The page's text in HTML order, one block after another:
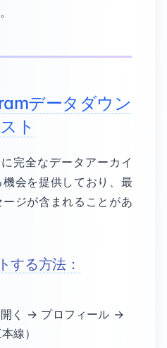
データダウン
ト
完全なデータアーカイ
会を提供しており、最
ジが含まれることがあ
する方法：
く → プロフィール →
線）